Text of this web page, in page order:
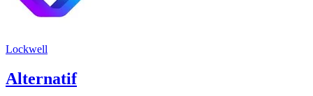
Lockwell
Alternatif